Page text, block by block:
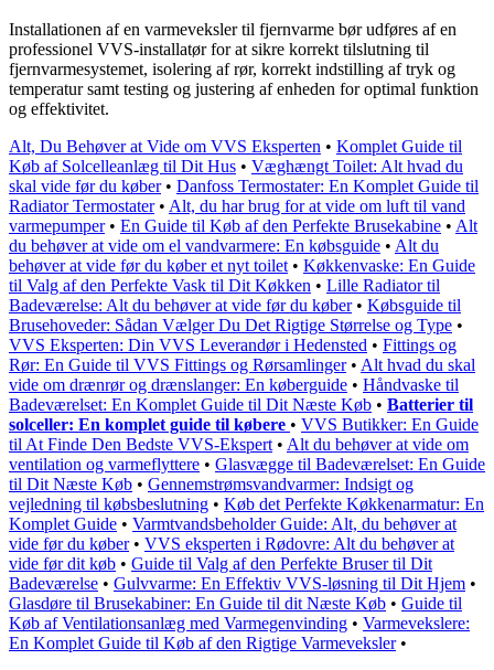
Installationen af en varmeveksler til fjernvarme bør udføres af en
professionel VVS-installatør for at sikre korrekt tilslutning til
fjernvarmesystemet, isolering af rør, korrekt indstilling af tryk og
temperatur samt testing og justering af enheden for optimal funktion
og effektivitet.
Alt, Du Behøver at Vide om VVS Eksperten • Komplet Guide til
Køb af Solcelleanlæg til Dit Hus • Væghængt Toilet: Alt hvad du
skal vide før du køber• Danfoss Termostater: En Komplet Guide til
Radiator Termostater• Alt, du har brug for at vide om luft til vand
varmepumper• En Guide til Køb af den Perfekte Brusekabine • Alt
du behøver at vide om el vandvarmere: En købsguide • Alt du
behøver at vide før du køber et nyt toilet • Køkkenvaske: En Guide
til Valg af den Perfekte Vask til Dit Køkken • Lille Radiator til
Badeværelse: Alt du behøver at vide før du køber• Købsguide til
Brusehoveder: Sådan Vælger Du Det Rigtige Størrelse og Type •
VVS Eksperten: Din VVS Leverandør i Hedensted • Fittings og
Rør: En Guide til VVS Fittings og Rørsamlinger• Alt hvad du skal
vide om drænrør og drænslanger: En køberguide • Håndvaske til
Badeværelset: En Komplet Guide til Dit Næste Køb • Batterier til
solceller: En komplet guide til købere • VVS Butikker: En Guide
til At Finde Den Bedste VVS-Ekspert • Alt du behøver at vide om
ventilation og varmeflyttere • Glasvægge til Badeværelset: En Guide
til Dit Næste Køb • Gennemstrømsvandvarmer: Indsigt og
vejledning til købsbeslutning • Køb det Perfekte Køkkenarmatur: En
Komplet Guide • Varmtvandsbeholder Guide: Alt, du behøver at
vide før du køber• VVS eksperten i Rødovre: Alt du behøver at
vide før dit køb • Guide til Valg af den Perfekte Bruser til Dit
Badeværelse • Gulvvarme: En Effektiv VVS-løsning til Dit Hjem •
Glasdøre til Brusekabiner: En Guide til dit Næste Køb • Guide til
Køb af Ventilationsanlæg med Varmegenvinding • Varmevekslere:
En Komplet Guide til Køb af den Rigtige Varmeveksler•